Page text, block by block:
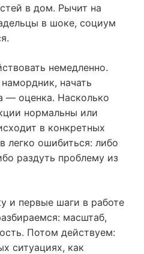
в дом. Рычит на
в шоке, социум
немедленно.
начать
— оценка. Насколько
нормальны или
в конкретных
легко ошибиться: либо
раздуть проблему из
и первые шаги в работе
масштаб,
Потом действуем:
ситуациях, как